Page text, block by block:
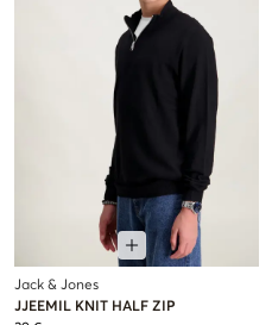
Jack & Jones
JJEEMIL KNIT HALF ZIP